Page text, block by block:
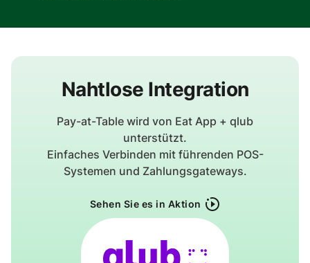
Nahtlose Integration
Pay-at-Table wird von Eat App + qlub
unterstützt.
Einfaches Verbinden mit führenden POS-
Systemen und Zahlungsgateways.
Sehen Sie es in Aktion